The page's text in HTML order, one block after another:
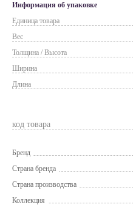
Информация об упаковке
Единица товара
Вес
Толщина / Высота
Ширина
Длина
код товара
Бренд
Страна бренда
Страна производства
Коллекция